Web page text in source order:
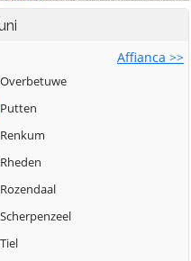
Affianca >>
Overbetuwe
Putten
Renkum
Rheden
Rozendaal
Scherpenzeel
Tiel